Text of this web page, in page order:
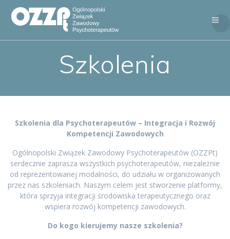
content
Szkolenia
Szkolenia dla Psychoterapeutów – Integracja i Rozwój
Kompetencji Zawodowych
Ogólnopolski Związek Zawodowy Psychoterapeutów (OZZPt)
serdecznie zaprasza wszystkich psychoterapeutów, niezależnie
od reprezentowanej modalności, do udziału w organizowanych
przez nas szkoleniach. Naszym celem jest stworzenie platformy,
która sprzyja integracji środowiska terapeutycznego oraz
wspiera rozwój kompetencji zawodowych.
Do kogo kierujemy nasze szkolenia?